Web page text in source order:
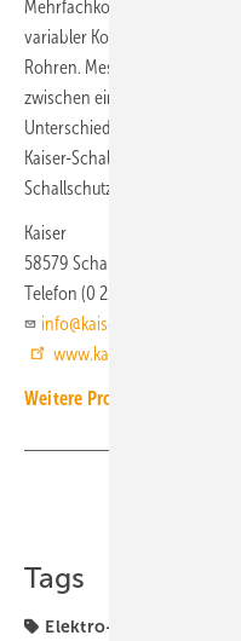
Mehrfachkombinationen sind
variabler
Rohren. Messungen
zwischen einer Wand mit und
Unterschied in der
Kaiser-Schallschutzprogramm
Schallschutzdeckel und
Kaiser
58579 Schalksmühle
Telefon (0 23 55) 80 90
info@kaiser-elektro.de
www.kaiser-elektro.de
Weitere Produkt-Meldungen
Tags
Elektro-Installation